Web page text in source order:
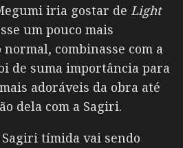
iria gostar de Light
um pouco mais
combinasse com a
de suma importância para
adoráveis da obra até
dela com a Sagiri.
Sagiri tímida vai sendo